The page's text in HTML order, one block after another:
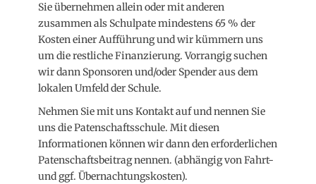
Sie übernehmen allein oder mit anderen
zusammen als Schulpate mindestens 65 % der
Kosten einer Aufführung und wir kümmern uns
um die restliche Finanzierung. Vorrangig suchen
wir dann Sponsoren und/oder Spender aus dem
lokalen Umfeld der Schule.
Nehmen Sie mit uns Kontakt auf und nennen Sie
uns die Patenschaftsschule. Mit diesen
Informationen können wir dann den erforderlichen
Patenschaftsbeitrag nennen. (abhängig von Fahrt-
und ggf. Übernachtungskosten).